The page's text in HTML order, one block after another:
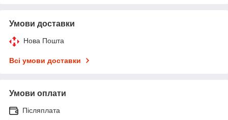
Умови доставки
Нова Пошта
Всі умови доставки
Умови оплати
Післяплата